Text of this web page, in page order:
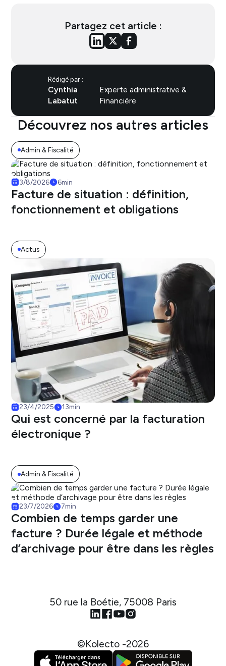
Partagez cet article :
Rédigé par :
Cynthia
Labatut
Experte administrative &
Financière
Découvrez nos autres articles
Admin & Fiscalité
3/8/2026 6min
Facture de situation : définition,
fonctionnement et obligations
Actus
23/4/2025 13min
Qui est concerné par la facturation
électronique ?
Admin & Fiscalité
23/7/2026 7min
Combien de temps garder une
facture ? Durée légale et méthode
d’archivage pour être dans les règles
50 rue la Boétie, 75008 Paris
©Kolecto -2026